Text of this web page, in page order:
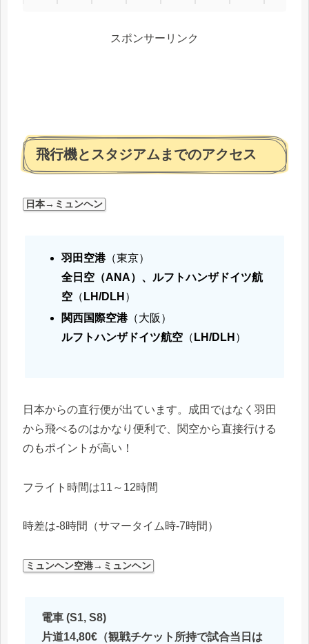
スポンサーリンク
飛行機とスタジアムまでのアクセス
日本→ミュンヘン
羽田空港（東京）
全日空（ANA）、ルフトハンザドイツ航
空 （ LH/DLH ）
関西国際空港（大阪）
ルフトハンザドイツ航空 （ LH/DLH ）
日本からの直行便が出ています。成田ではなく羽田
から飛べるのはかなり便利で、関空から直接行ける
のもポイントが高い！
フライト時間は11～12時間
時差は-8時間（サマータイム時-7時間）
ミュンヘン空港→ミュンヘン
電車 (S1, S8)
片道14,80€（観戦チケット所持で試合当日は